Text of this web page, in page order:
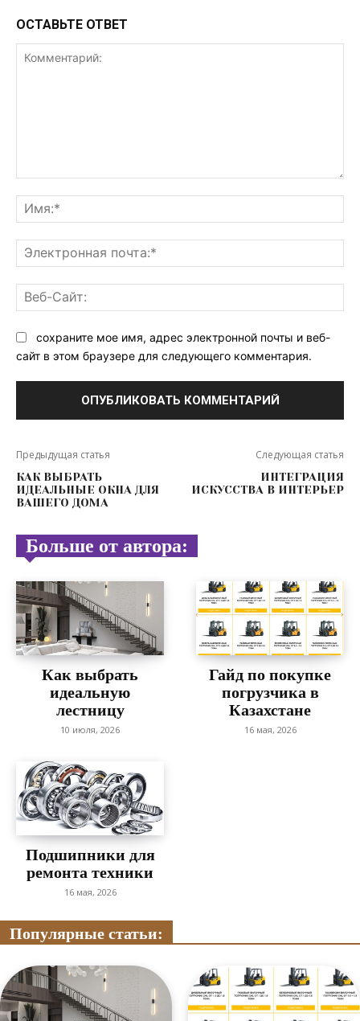
ОСТАВЬТЕ ОТВЕТ
сохраните мое имя, адрес электронной почты и веб-
сайт в этом браузере для следующего комментария.
Предыдущая статья
КАК ВЫБРАТЬ
ИДЕАЛЬНЫЕ ОКНА ДЛЯ
ВАШЕГО ДОМА
Следующая статья
ИНТЕГРАЦИЯ
ИСКУССТВА В ИНТЕРЬЕР
Больше от автора:
Как выбрать
идеальную
лестницу
10 июля, 2026
Гайд по покупке
погрузчика в
Казахстане
16 мая, 2026
Подшипники для
ремонта техники
16 мая, 2026
Популярные статьи: